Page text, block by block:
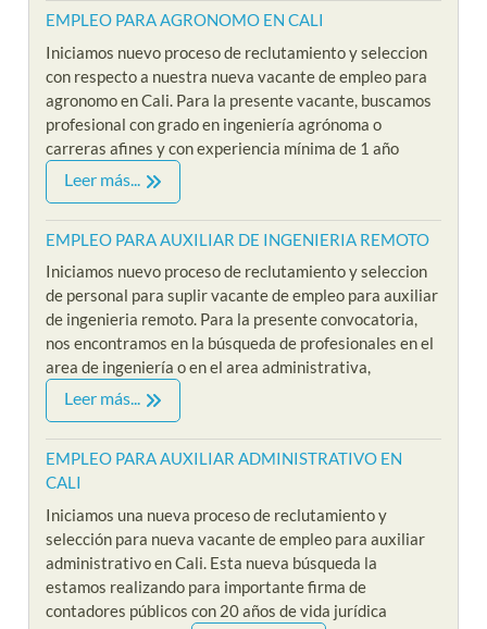
EMPLEO PARA AGRONOMO EN CALI
Iniciamos nuevo proceso de reclutamiento y seleccion
con respecto a nuestra nueva vacante de empleo para
agronomo en Cali. Para la presente vacante, buscamos
profesional con grado en ingeniería agrónoma o
carreras afines y con experiencia mínima de 1 año
Leer más...
EMPLEO PARA AUXILIAR DE INGENIERIA REMOTO
Iniciamos nuevo proceso de reclutamiento y seleccion
de personal para suplir vacante de empleo para auxiliar
de ingenieria remoto. Para la presente convocatoria,
nos encontramos en la búsqueda de profesionales en el
area de ingeniería o en el area administrativa,
Leer más...
EMPLEO PARA AUXILIAR ADMINISTRATIVO EN
CALI
Iniciamos una nueva proceso de reclutamiento y
selección para nueva vacante de empleo para auxiliar
administrativo en Cali. Esta nueva búsqueda la
estamos realizando para importante firma de
contadores públicos con 20 años de vida jurídica